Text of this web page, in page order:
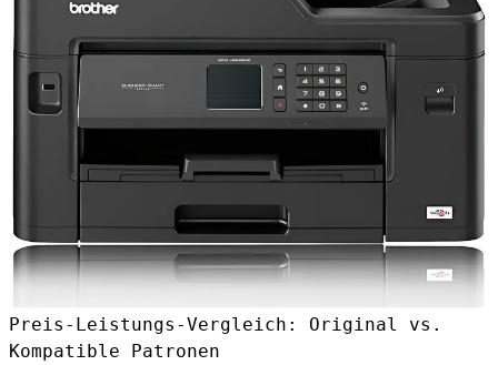
Preis-Leistungs-Vergleich: Original vs.
Kompatible Patronen